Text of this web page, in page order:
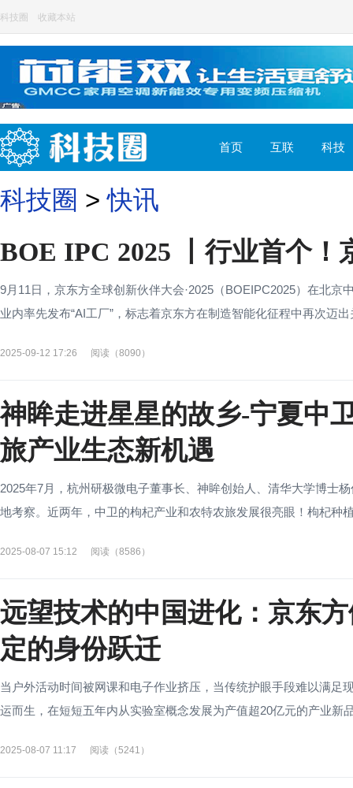
科技圈 收藏本站
首页 互联 科技
科技圈 >快讯
BOE IPC 2025 丨行业首个
9月11日，京东方全球创新伙伴大会·2025（BOEIPC2025）在北
业内率先发布“AI工厂”，标志着京东方在制造智能化征程中再次迈
2025-09-12 17:26 阅读（8090）
神眸走进星星的故乡-宁夏中
旅产业生态新机遇
2025年7月，杭州研极微电子董事长、神眸创始人、清华大学博士
地考察。近两年，中卫的枸杞产业和农特农旅发展很亮眼！枸杞种
2025-08-07 15:12 阅读（8586）
远望技术的中国进化：京东
定的身份跃迁
当户外活动时间被网课和电子作业挤压，当传统护眼手段难以满足
运而生，在短短五年内从实验室概念发展为产值超20亿元的产业
2025-08-07 11:17 阅读（5241）